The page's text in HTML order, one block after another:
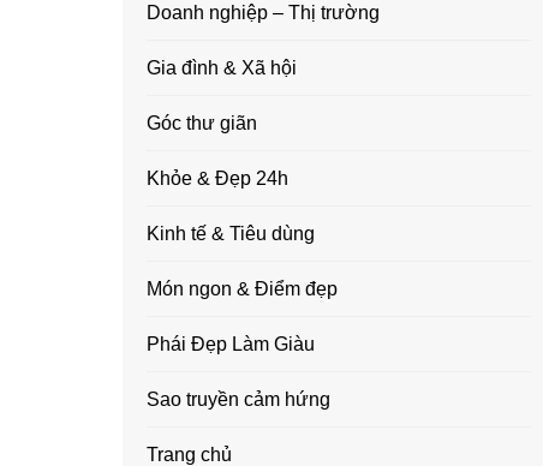
Doanh nghiệp – Thị trường
Gia đình & Xã hội
Góc thư giãn
Khỏe & Đẹp 24h
Kinh tế & Tiêu dùng
Món ngon & Điểm đẹp
Phái Đẹp Làm Giàu
Sao truyền cảm hứng
Trang chủ